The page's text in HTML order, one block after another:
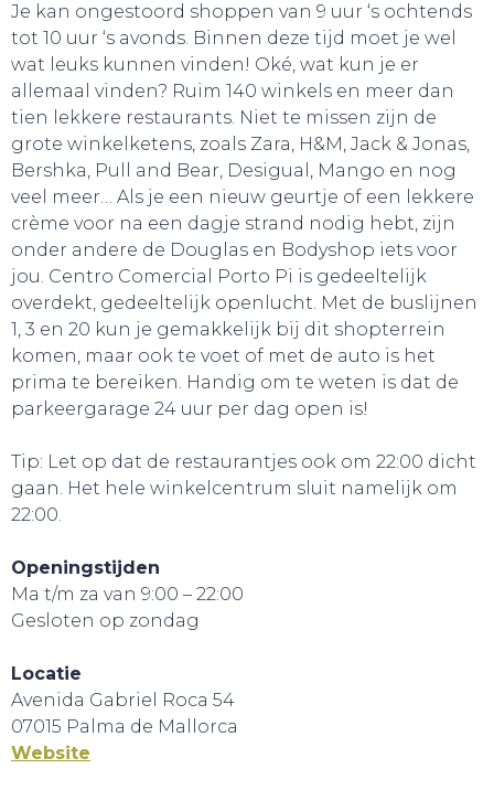
SLAAP LEKKER!
SNUIF CULTUUR!
Je kan ongestoord shoppen van 9 uur ‘s ochtends
tot 10 uur ‘s avonds. Binnen deze tijd moet je wel
wat leuks kunnen vinden! Oké, wat kun je er
allemaal vinden? Ruim 140 winkels en meer dan
tien lekkere restaurants. Niet te missen zijn de
grote winkelketens, zoals Zara, H&M, Jack & Jonas,
Bershka, Pull and Bear, Desigual, Mango en nog
veel meer… Als je een nieuw geurtje of een lekkere
crème voor na een dagje strand nodig hebt, zijn
onder andere de Douglas en Bodyshop iets voor
jou. Centro Comercial Porto Pi is gedeeltelijk
overdekt, gedeeltelijk openlucht. Met de buslijnen
1, 3 en 20 kun je gemakkelijk bij dit shopterrein
komen, maar ook te voet of met de auto is het
prima te bereiken. Handig om te weten is dat de
parkeergarage 24 uur per dag open is!
Tip: Let op dat de restaurantjes ook om 22:00 dicht
gaan. Het hele winkelcentrum sluit namelijk om
22:00.
Openingstijden
Ma t/m za van 9:00 – 22:00
Gesloten op zondag
Locatie
Avenida Gabriel Roca 54
07015 Palma de Mallorca
Website